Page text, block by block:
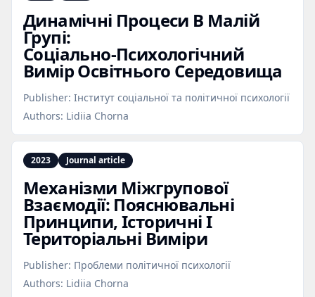
Динамічні Процеси В Малій
Групі:
Соціально‑Психологічний
Вимір Освітнього Середовища
Publisher: Інститут соціальної та політичної психології
Authors: Lidiia Chorna
2023 Journal article
Механізми Міжгрупової
Взаємодії: Пояснювальні
Принципи, Історичні І
Територіальні Виміри
Publisher: Проблеми політичної психології
Authors: Lidiia Chorna